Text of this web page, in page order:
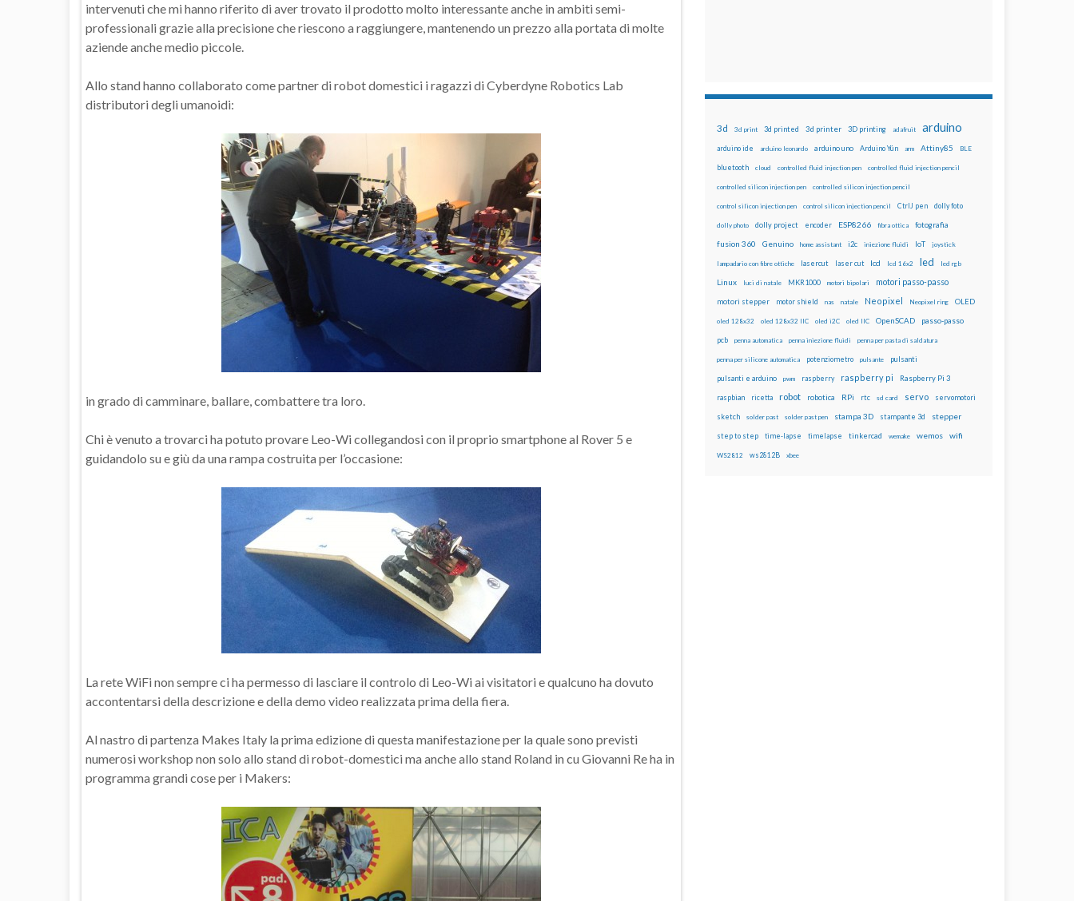
intervenuti che mi hanno riferito di aver trovato il prodotto molto interessante anche in ambiti semi-
professionali grazie alla precisione che riescono a raggiungere, mantenendo un prezzo alla portata di molte
aziende anche medio piccole.
Allo stand hanno collaborato come partner di robot domestici i ragazzi di Cyberdyne Robotics Lab
distributori degli umanoidi:
in grado di camminare, ballare, combattere tra loro.
Chi è venuto a trovarci ha potuto provare Leo-Wi collegandosi con il proprio smartphone al Rover 5 e
guidandolo su e giù da una rampa costruita per l’occasione:
La rete WiFi non sempre ci ha permesso di lasciare il controlo di Leo-Wi ai visitatori e qualcuno ha dovuto
accontentarsi della descrizione e della demo video realizzata prima della fiera.
Al nastro di partenza Makes Italy la prima edizione di questa manifestazione per la quale sono previsti
numerosi workshop non solo allo stand di robot-domestici ma anche allo stand Roland in cu Giovanni Re ha in
programma grandi cose per i Makers:
3d 3d print 3d printed 3d printer 3D printing adafruit arduino
arduino ide arduino leonardo arduino uno Arduino Yún arm Attiny85 BLE
bluetooth cloud controlled fluid injection pen controlled fluid injection pencil
controlled silicon injection pen controlled silicon injection pencil
control silicon injection pen control silicon injection pencil CtrlJ pen dolly foto
dolly photo dolly project encoder ESP8266 fibra ottica fotografia
fusion 360 Genuino home assistant i2c iniezione fluidi IoT joystick
lampadario con fibre ottiche lasercut laser cut lcd lcd 16x2 led led rgb
Linux luci di natale MKR1000 motori bipolari motori passo-passo
motori stepper motor shield nas natale Neopixel Neopixel ring OLED
oled 128x32 oled 128x32 IIC oled i2C oled IIC OpenSCAD passo-passo
pcb penna automatica penna iniezione fluidi penna per pasta di saldatura
penna per silicone automatica potenziometro pulsante pulsanti
pulsanti e arduino pwm raspberry raspberry pi Raspberry Pi 3
raspbian ricetta robot robotica RPi rtc sd card servo servomotori
sketch solder past solder past pen stampa 3D stampante 3d stepper
step to step time-lapse timelapse tinkercad wemake wemos wifi
WS2812 ws2812B xbee